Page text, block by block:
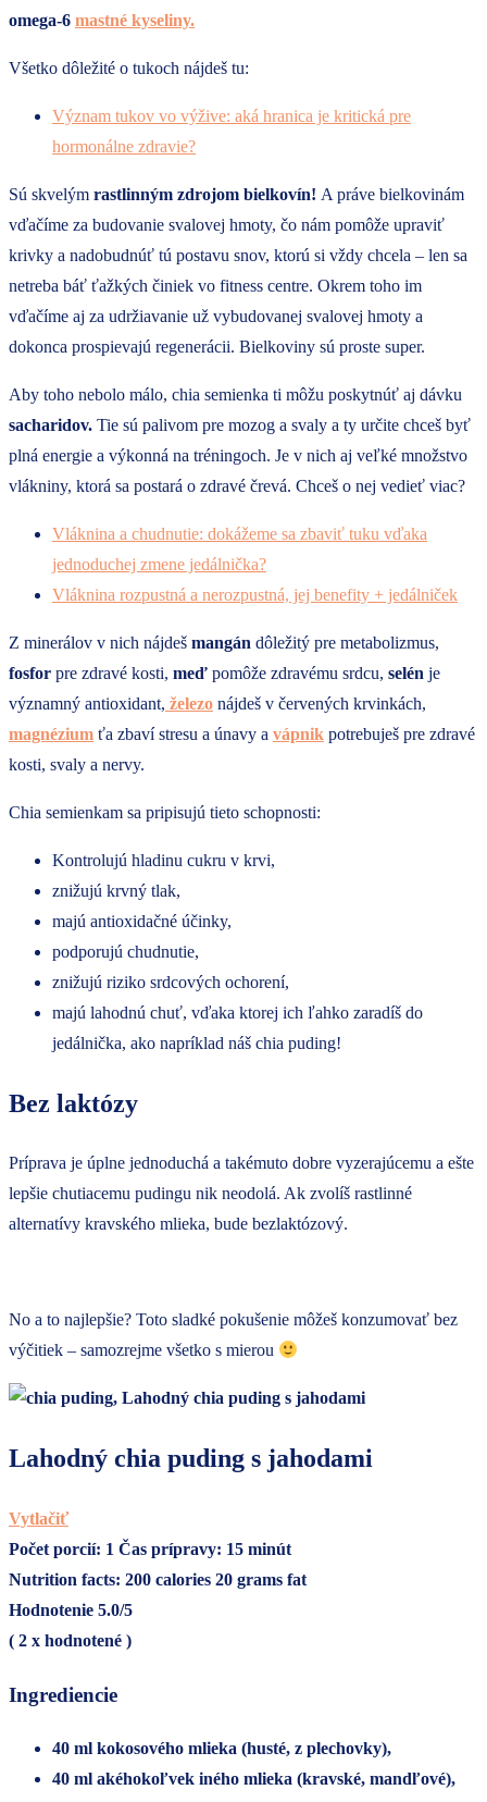
omega-6 mastné kyseliny.
Všetko dôležité o tukoch nájdeš tu:
Význam tukov vo výžive: aká hranica je kritická pre
hormonálne zdravie?
Sú skvelým rastlinným zdrojom bielkovín! A práve bielkovinám
vďačíme za budovanie svalovej hmoty, čo nám pomôže upraviť
krivky a nadobudnúť tú postavu snov, ktorú si vždy chcela – len sa
netreba báť ťažkých činiek vo fitness centre. Okrem toho im
vďačíme aj za udržiavanie už vybudovanej svalovej hmoty a
dokonca prospievajú regenerácii. Bielkoviny sú proste super.
Aby toho nebolo málo, chia semienka ti môžu poskytnúť aj dávku
sacharidov. Tie sú palivom pre mozog a svaly a ty určite chceš byť
plná energie a výkonná na tréningoch. Je v nich aj veľké množstvo
vlákniny, ktorá sa postará o zdravé črevá. Chceš o nej vedieť viac?
Vláknina a chudnutie: dokážeme sa zbaviť tuku vďaka
jednoduchej zmene jedálnička?
Vláknina rozpustná a nerozpustná, jej benefity + jedálniček
Z minerálov v nich nájdeš mangán dôležitý pre metabolizmus,
fosfor pre zdravé kosti, meď pomôže zdravému srdcu, selén je
významný antioxidant, železo nájdeš v červených krvinkách,
magnézium ťa zbaví stresu a únavy a vápnik potrebuješ pre zdravé
kosti, svaly a nervy.
Chia semienkam sa pripisujú tieto schopnosti:
Kontrolujú hladinu cukru v krvi,
znižujú krvný tlak,
majú antioxidačné účinky,
podporujú chudnutie,
znižujú riziko srdcových ochorení,
majú lahodnú chuť, vďaka ktorej ich ľahko zaradíš do
jedálnička, ako napríklad náš chia puding!
Bez laktózy
Príprava je úplne jednoduchá a takémuto dobre vyzerajúcemu a ešte
lepšie chutiacemu pudingu nik neodolá. Ak zvolíš rastlinné
alternatívy kravského mlieka, bude bezlaktózový.
No a to najlepšie? Toto sladké pokušenie môžeš konzumovať bez
výčitiek – samozrejme všetko s mierou
Lahodný chia puding s jahodami
Vytlačiť
Počet porcií: 1 Čas prípravy: 15 minút
Nutrition facts: 200 calories 20 grams fat
Hodnotenie 5.0/5
( 2 x hodnotené )
Ingrediencie
40 ml kokosového mlieka (husté, z plechovky),
40 ml akéhokoľvek iného mlieka (kravské, mandľové),